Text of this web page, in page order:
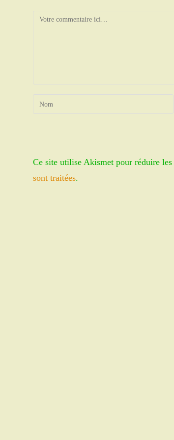
Comment
Enter
to
Ce site utilise Akismet pour réduire
sont traitées.